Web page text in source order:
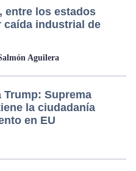
entre los estados
caída industrial de
Aguilera
Trump: Suprema
la ciudadanía
en EU